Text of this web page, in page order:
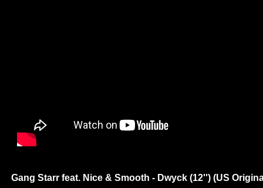
Gang Starr feat. Nice & Smooth - Dwyck (12'') (US